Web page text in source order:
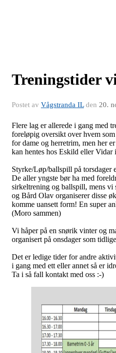
Treningstider
Postet av Vågstranda ILden 20.
Flere lag er allerede i gang med
foreløpig oversikt over hvem
for dame og herretrim, men her
kan hentes hos Eskild eller Vidar
Styrke/Løp/ballspill på torsdager
De aller yngste bør ha med
sirkeltrening og ballspill, mens vi
og Bård Olav organiserer disse
komme uansett form! En super
(Moro sammen)
Vi håper på en snørik vinter og
organisert på onsdager som
Det er ledige tider for andre
i gang med ett eller annet så er
Ta i så fall kontakt med oss :-)